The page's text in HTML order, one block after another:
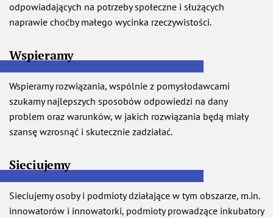
odpowiadających na potrzeby społeczne i służących
naprawie choćby małego wycinka rzeczywistości.
Wspieramy
Wspieramy rozwiązania, wspólnie z pomysłodawcami
szukamy najlepszych sposobów odpowiedzi na dany
problem oraz warunków, w jakich rozwiązania będą miały
szansę wzrosnąć i skutecznie zadziałać.
Sieciujemy
Sieciujemy osoby i podmioty działające w tym obszarze, m.in.
innowatorów i innowatorki, podmioty prowadzące inkubatory